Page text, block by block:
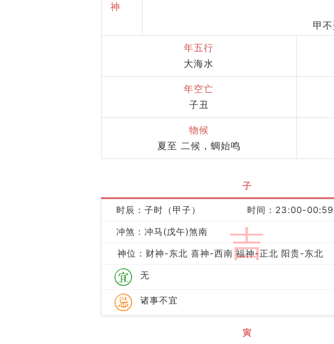
神
年五行
大海水
年空亡
子丑
物候
夏至 二候，蜩始鸣
子
吉
时辰：子时（甲子）
时间：23:00-00:59
冲煞：冲马(戊午)煞南
神位：财神-东北 喜神-西南 福神-正北 阳贵-东北
无
诸事不宜
寅